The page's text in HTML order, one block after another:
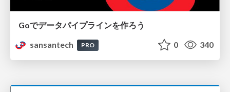
Goでデータパイプラインを作ろう
sansantech
PRO 0 340